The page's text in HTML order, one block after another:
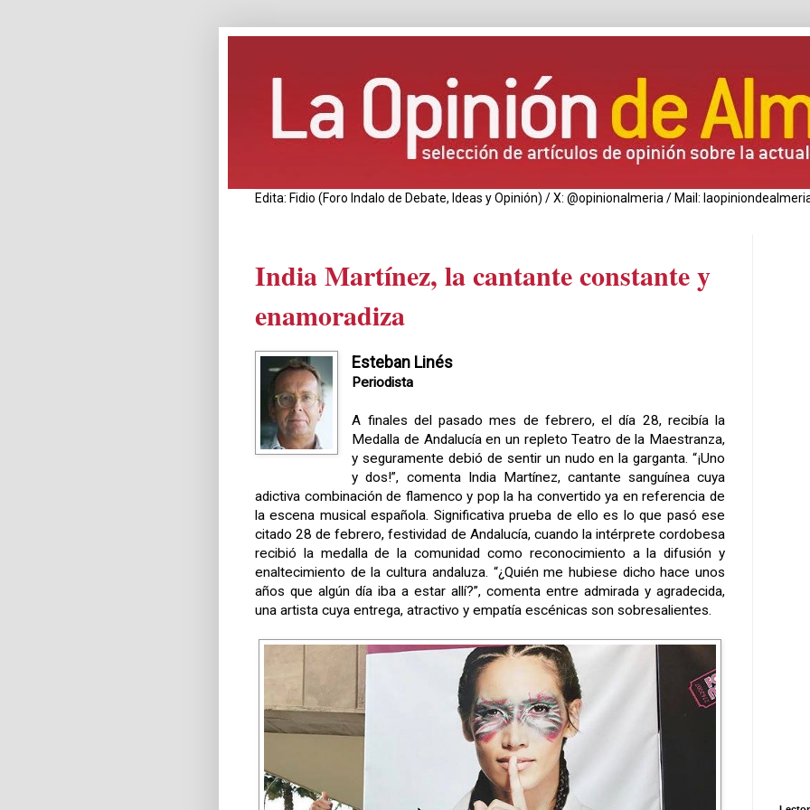
Edita: Fidio (Foro Indalo de Debate, Ideas y Opinión) / X: @opinionalmeria / Mail:
India Martínez, la cantante constante y
enamoradiza
Esteban Linés
Periodista
A finales del pasado mes de febrero, el día 28, recibía la
Medalla de Andalucía en un repleto Teatro de la Maestranza,
y seguramente debió de sentir un nudo en la garganta. “¡Uno
y dos!”, comenta India Martínez, cantante sanguínea cuya
adictiva combinación de flamenco y pop la ha convertido ya en referencia de
la escena musical española. Significativa prueba de ello es lo que pasó ese
citado 28 de febrero, festividad de Andalucía, cuando la intérprete cordobesa
recibió la medalla de la comunidad como reconocimiento a la difusión y
enaltecimiento de la cultura andaluza. “¿Quién me hubiese dicho hace unos
años que algún día iba a estar allí?”, comenta entre admirada y agradecida,
una artista cuya entrega, atractivo y empatía escénicas son sobresalientes.